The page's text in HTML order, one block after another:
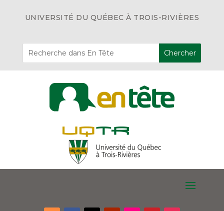
UNIVERSITÉ DU QUÉBEC À TROIS-RIVIÈRES